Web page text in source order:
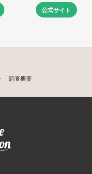
公式サイト
調査概要